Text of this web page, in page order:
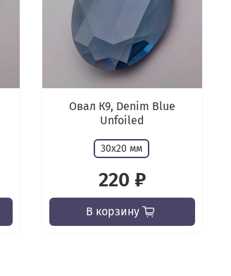
Овал К9, Denim Blue
Unfoiled
30х20 мм
220 ₽
В корзину